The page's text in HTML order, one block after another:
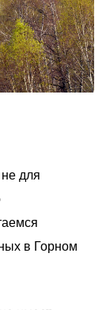
для
в Горном